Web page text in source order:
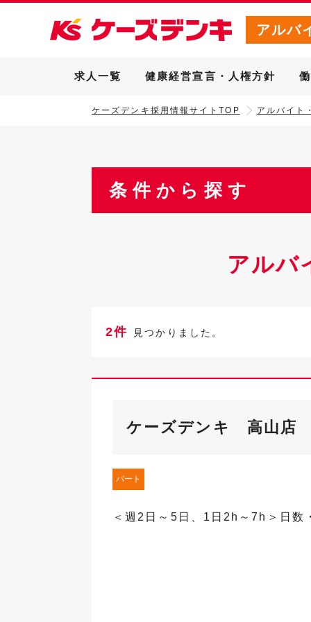
アルバ
求人一覧 健康経営宣言・人権方針
ケーズデンキ採用情報サイトTOP アルバイト
条件から探す
アルバ
2件 見つかりました。
ケーズデンキ 高山店
パート
＜週2日～5日、1日2h～7h＞日数